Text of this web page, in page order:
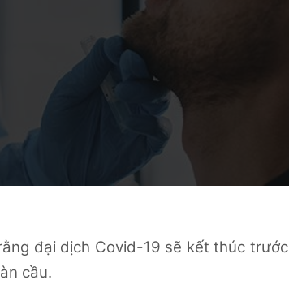
đại dịch Covid-19 sẽ kết thúc trước
cầu.